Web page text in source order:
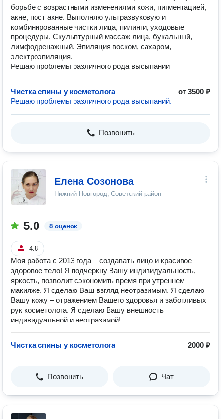
борьбе с возрастными изменениями кожи, пигментацией,
акне, пост акне. Выполняю ультразвуковую и
комбинированные чистки лица, пилинги, уходовые
процедуры. Скульптурный массаж лица, букальный,
лимфодренажный. Эпиляция воском, сахаром,
электроэпиляция.
Решаю проблемы различного рода высыпаний
Чистка спины у косметолога
от 3500 ₽
Решаю проблемы различного рода высыпаний.
Позвонить
Елена Созонова
Нижний Новгород, Советский район
5.0 8 оценок
4.8
Моя работа с 2013 года – создавать лицо и красивое
здоровое тело! Я подчеркну Вашу индивидуальность,
яркость, позволит сэкономить время при утреннем
макияже. Я сделаю Ваш взгляд неотразимым. Я сделаю
Вашу кожу – отражением Вашего здоровья и заботливых
рук косметолога. Я сделаю Вашу внешность
индивидуальной и неотразимой!
Чистка спины у косметолога 2000 ₽
Позвонить Чат